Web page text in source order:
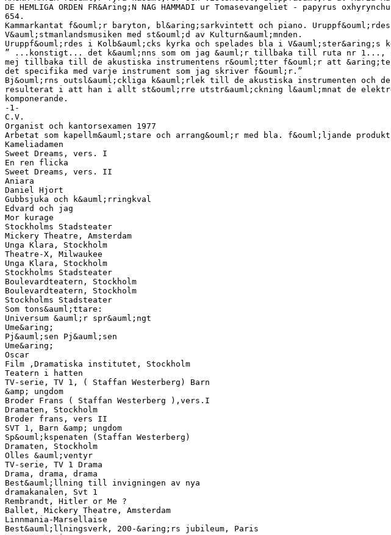
DE HEMLIGA ORDEN FR&Aring;N NAG HAMMADI ur Tomasevangeliet - papyrus
654.
Kammarkantat f&ouml;r baryton, bl&aring;sarkvintett och piano.
V&auml;stmanlandsmusiken med st&ouml;d av Kulturn&auml;mnden.
Uruppf&ouml;rdes i Kolb&auml;cks kyrka och spelades bla i V&auml;ster&aring;s
” ...konstigt... det k&auml;nns som om jag &auml;r tillbaka till ruta nr 1...,
mej tillbaka till de akustiska instrumentens r&ouml;tter f&ouml;r att
det specifika med varje instrument som jag skriver f&ouml;r.”
Bj&ouml;rns outsl&auml;ckliga k&auml;rlek till de akustiska instrumenten och de
resulterat i att han i allt st&ouml;rre utstr&auml;ckning l&auml;mnat de
komponerande.
-1-
C.V.
Organist och kantorsexamen 1977
Arbetat som kapellm&auml;stare och arrang&ouml;r med bla. f&ouml;ljande
Kameliadamen
Sweet Dreams, vers. I
En ren flicka
Sweet Dreams, vers. II
Aniara
Daniel Hjort
Gubbsjuka och k&auml;rringkval
Edvard och jag
Mor kurage
Stockholms Stadsteater
Mickery Theatre, Amsterdam
Unga Klara, Stockholm
Theatre-X, Milwaukee
Unga Klara, Stockholm
Stockholms Stadsteater
Boulevardteatern, Stockholm
Boulevardteatern, Stockholm
Stockholms Stadsteater
Som tons&auml;ttare:
Universum &auml;r spr&auml;ngt
Ume&aring;
Pj&auml;sen Pj&auml;sen
Ume&aring;
Oscar
Film ,Dramatiska institutet, Stockholm
Teatern i hatten
TV-serie, TV 1, ( Staffan Westerberg) Barn
&amp; ungdom
Broder Frans ( Staffan Westerberg ),vers.I
Dramaten, Stockholm
Broder frans, vers II
SVT 1, Barn &amp; ungdom
Sp&ouml;kspenaten (Staffan Westerberg)
Dramaten, Stockholm
Olles &auml;ventyr
TV-serie, TV 1 Drama
Drama, drama, drama
Best&auml;llning till invigningen av nya
dramakanalen, Svt 1
Rembrandt, Hitler or Me ?
Ballet, Mickery Theatre, Amsterdam
Linnmania-Marsellaise
Best&auml;llningsverk, 200-&aring;rs jubileum, Paris